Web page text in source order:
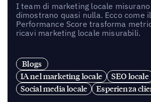
I team di marketing locale
dimostrano quasi nulla. Ecco come
Performance Score trasforma
ricavi marketing locale misurabili.
Blogs
IA nel marketing locale
SEO locale
Social media locale
Esperienza